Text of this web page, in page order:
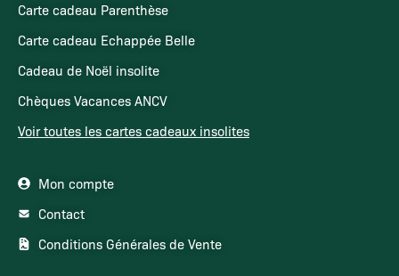
Carte cadeau Parenthèse
Carte cadeau Echappée Belle
Cadeau de Noël insolite
Chèques Vacances ANCV
Voir toutes les cartes cadeaux insolites
Mon compte
Contact
Conditions Générales de Vente